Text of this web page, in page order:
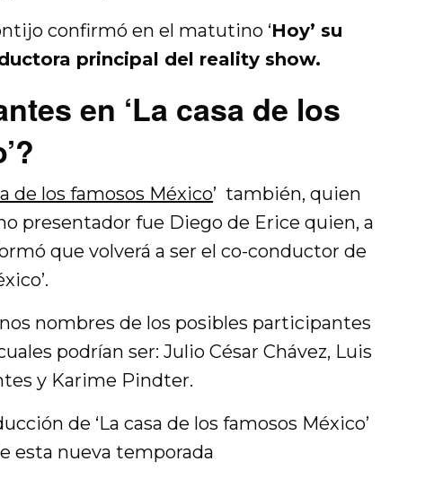
confirmó en el matutino ‘Hoy’ su
principal del reality show.
en ‘La casa de los
de los famosos México’ también, quien
presentador fue Diego de Erice quien, a
que volverá a ser el co-conductor de
nombres de los posibles participantes
podrían ser: Julio César Chávez, Luis
y Karime Pindter.
de ‘La casa de los famosos México’
esta nueva temporada